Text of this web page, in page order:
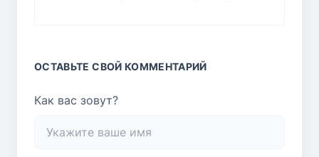
ОСТАВЬТЕ СВОЙ КОММЕНТАРИЙ
Как вас зовут?